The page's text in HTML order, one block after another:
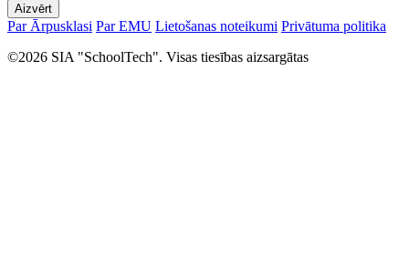
Aizvērt
Par Ārpusklasi Par EMU Lietošanas noteikumi Privātuma politika
©2026 SIA "SchoolTech". Visas tiesības aizsargātas